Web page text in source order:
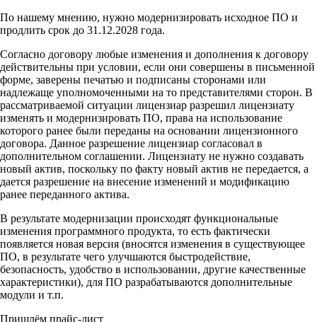
По нашему мнению, нужно модернизировать исходное ПО и
продлить срок до 31.12.2028 года.
Согласно договору любые изменения и дополнения к договору
действительны при условии, если они совершены в письменной
форме, заверены печатью и подписаны сторонами или
надлежаще уполномоченными на то представителями сторон. В
рассматриваемой ситуации лицензиар разрешил лицензиату
изменять и модернизировать ПО, права на использование
которого ранее были переданы на основании лицензионного
договора. Данное разрешение лицензиар согласовал в
дополнительном соглашении. Лицензиату не нужно создавать
новый актив, поскольку по факту новый актив не передается, а
дается разрешение на внесение изменений и модификацию
ранее переданного актива.
В результате модернизации происходят функциональные
изменения программного продукта, то есть фактически
появляется новая версия (вносятся изменения в существующее
ПО, в результате чего улучшаются быстродействие,
безопасность, удобство в использовании, другие качественные
характеристики), для ПО разрабатываются дополнительные
модули и т.п.
Пришлём прайс-лист